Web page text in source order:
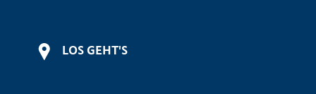
LOS GEHT'S